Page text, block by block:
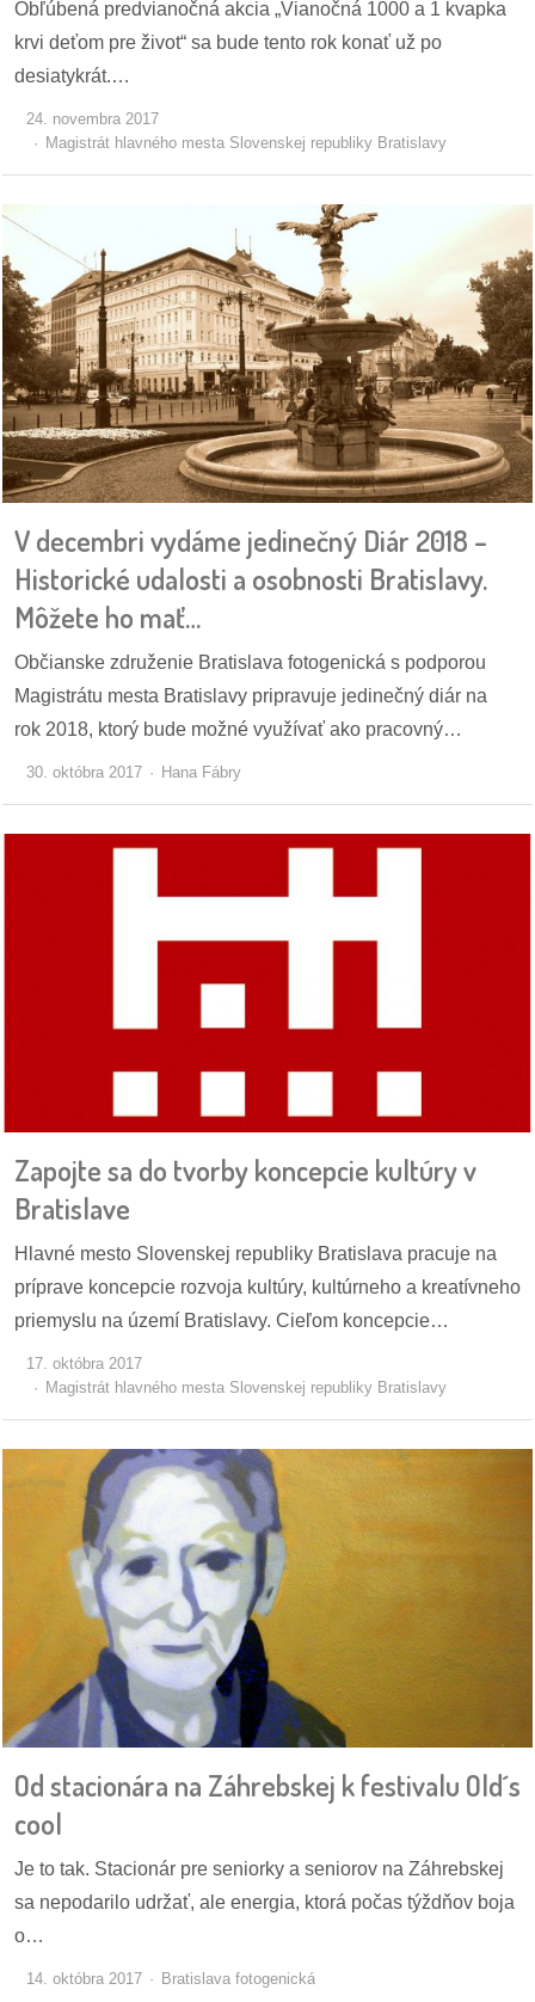
Obľúbená predvianočná akcia „Vianočná 1000 a 1 kvapka
krvi deťom pre život“ sa bude tento rok konať už po
desiatykrát.…
24. novembra 2017
Magistrát hlavného mesta Slovenskej republiky Bratislavy
V decembri vydáme jedinečný Diár 2018 –
Historické udalosti a osobnosti Bratislavy.
Môžete ho mať…
Občianske združenie Bratislava fotogenická s podporou
Magistrátu mesta Bratislavy pripravuje jedinečný diár na
rok 2018, ktorý bude možné využívať ako pracovný…
30. októbra 2017 Hana Fábry
Zapojte sa do tvorby koncepcie kultúry v
Bratislave
Hlavné mesto Slovenskej republiky Bratislava pracuje na
príprave koncepcie rozvoja kultúry, kultúrneho a kreatívneho
priemyslu na území Bratislavy. Cieľom koncepcie…
17. októbra 2017
Magistrát hlavného mesta Slovenskej republiky Bratislavy
Od stacionára na Záhrebskej k festivalu Old´s
cool
Je to tak. Stacionár pre seniorky a seniorov na Záhrebskej
sa nepodarilo udržať, ale energia, ktorá počas týždňov boja
o…
14. októbra 2017 Bratislava fotogenická